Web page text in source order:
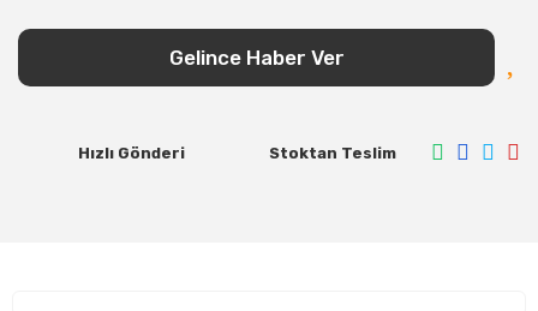
Gelince Haber Ver
Hızlı Gönderi Stoktan Teslim